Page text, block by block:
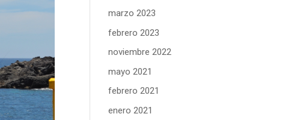
marzo 2023
febrero 2023
noviembre 2022
mayo 2021
febrero 2021
enero 2021